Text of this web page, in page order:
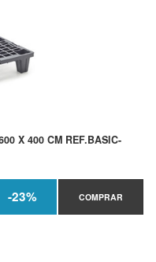
X 400 CM REF.BASIC-
-23% COMPRAR